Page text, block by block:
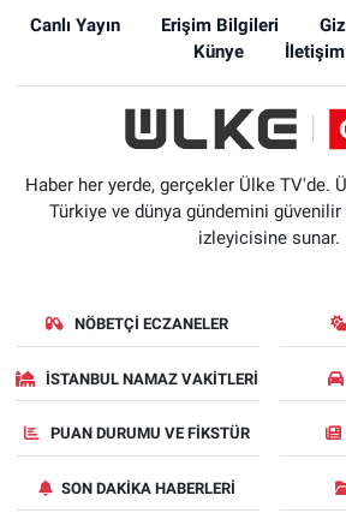
Canlı Yayın Erişim Bilgileri
Künye
İletişim
Haber her yerde, gerçekler Ülke TV'de.
Türkiye ve dünya gündemini güvenilir
izleyicisine sunar.
NÖBETÇI ECZANELER
İSTANBUL NAMAZ VAKITLERI
PUAN DURUMU VE FIKSTÜR
SON DAKIKA HABERLERI